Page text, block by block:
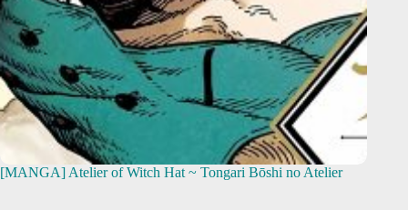
[MANGA] Atelier of Witch Hat ~ Tongari Bōshi no Atelier